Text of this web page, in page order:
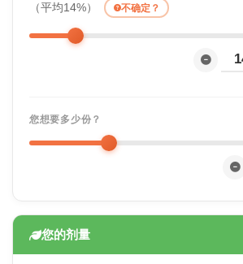
（平均14%） 不确定？
您想要多少份？
您的剂量